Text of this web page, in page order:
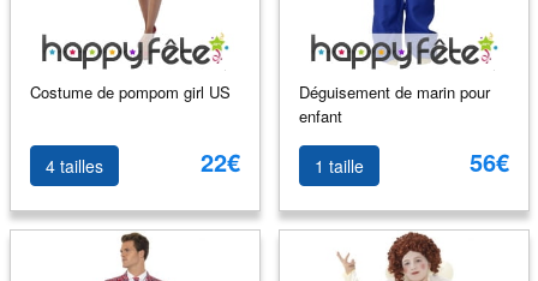
Costume de pompom girl US
4 tailles 22€
Déguisement de marin pour
enfant
1 taille 56€